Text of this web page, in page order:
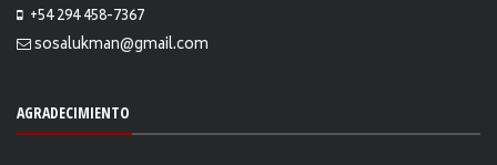
+54 294 458-7367
sosalukman@gmail.com
AGRADECIMIENTO